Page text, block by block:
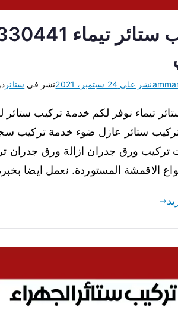
نشر على 24 سبتمبر، 2021 نشر في ستائر
تيماء نوفر لكم خدمة تركيب
تركيب ستائر عازل ضوء خدمة تركيب
تركيب ورق جدران ازالة ورق جدران
الاقمشة المستوردة. نعمل ايضا